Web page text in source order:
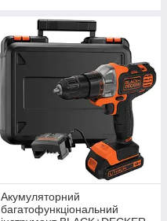
Акумуляторний
багатофункціональний